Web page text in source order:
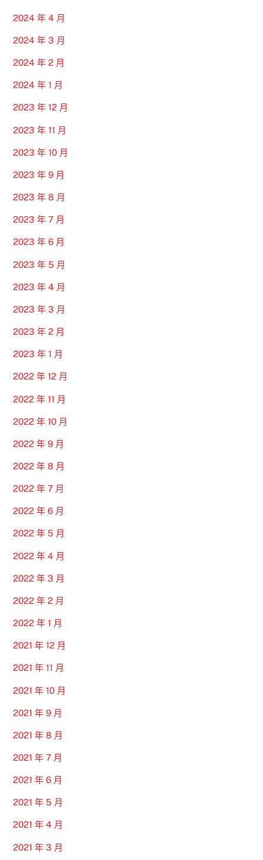
2024 年 4 月
2024 年 3 月
2024 年 2 月
2024 年 1 月
2023 年 12 月
2023 年 11 月
2023 年 10 月
2023 年 9 月
2023 年 8 月
2023 年 7 月
2023 年 6 月
2023 年 5 月
2023 年 4 月
2023 年 3 月
2023 年 2 月
2023 年 1 月
2022 年 12 月
2022 年 11 月
2022 年 10 月
2022 年 9 月
2022 年 8 月
2022 年 7 月
2022 年 6 月
2022 年 5 月
2022 年 4 月
2022 年 3 月
2022 年 2 月
2022 年 1 月
2021 年 12 月
2021 年 11 月
2021 年 10 月
2021 年 9 月
2021 年 8 月
2021 年 7 月
2021 年 6 月
2021 年 5 月
2021 年 4 月
2021 年 3 月